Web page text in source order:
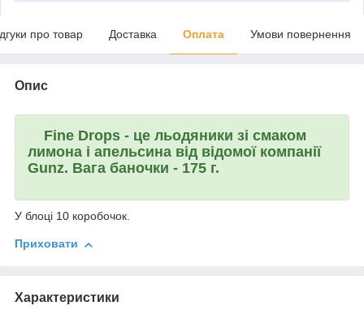
про товар Доставка Оплата Умови повернення
Опис
Fine Drops - це льодяники зі смаком
лимона і апельсина від відомої компанії
Gunz. Вага баночки - 175 г.
У блоці 10 коробочок.
Приховати
Характеристики